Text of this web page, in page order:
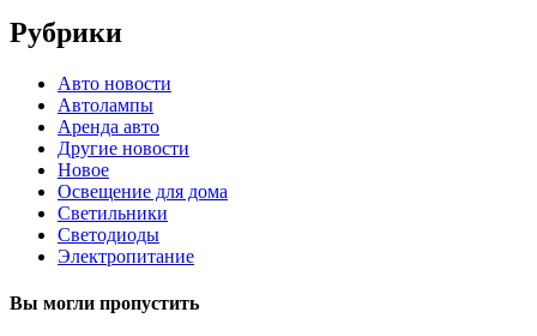
Рубрики
Авто новости
Автолампы
Аренда авто
Другие новости
Новое
Освещение для дома
Светильники
Светодиоды
Электропитание
Вы могли пропустить